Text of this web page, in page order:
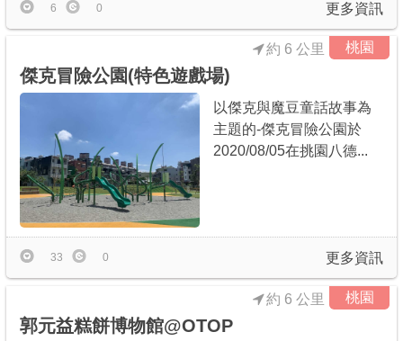
更多資訊
6 0
桃園
傑克冒險公園(特色遊戲場)
約 6 公里
以傑克與魔豆童話故事為
主題的-傑克冒險公園於
2020/08/05在挑園八德...
更多資訊
33 0
桃園
郭元益糕餅博物館@OTOP
約 6 公里